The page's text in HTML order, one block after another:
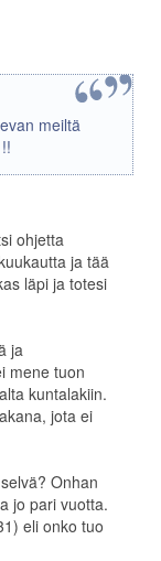
meiltä
ohjetta
ja tää
läpi ja totesi
ja
mene tuon
kuntalakiin.
jota ei
Onhan
jo pari vuotta.
eli onko tuo